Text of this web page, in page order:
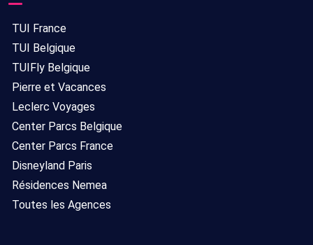
TUI France
TUI Belgique
TUIFly Belgique
Pierre et Vacances
Leclerc Voyages
Center Parcs Belgique
Center Parcs France
Disneyland Paris
Résidences Nemea
Toutes les Agences